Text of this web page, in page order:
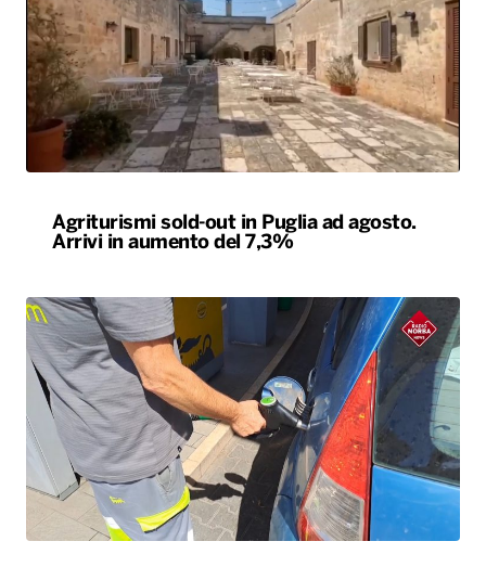
Agriturismi sold-out in Puglia ad agosto.
Arrivi in aumento del 7,3%